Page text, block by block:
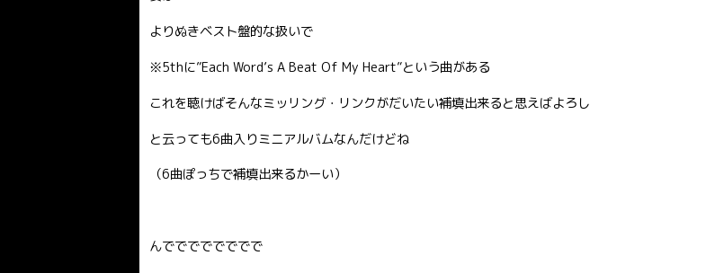
よりぬきベスト盤的な扱いで
※5thに”Each Word’s A Beat Of My Heart”という曲がある
これを聴けばそんなミッリング・リンクがだいたい補填出来ると思えばよろし
と云っても6曲入りミニアルバムなんだけどね
（6曲ぽっちで補填出来るかーい）
んでででででででで